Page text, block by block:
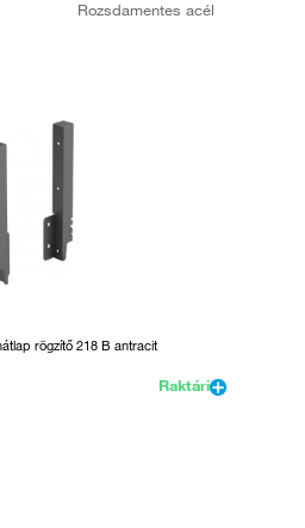
Rozsdamentes acél
rögzítő 218 B antracit
Raktári